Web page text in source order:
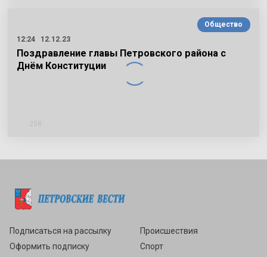
Общество
12:24
12.12.23
Поздравление главы Петровского района с
Днём Конституции
Подписаться на рассылку
Оформить подписку
Происшествия
Спорт
Подписаться